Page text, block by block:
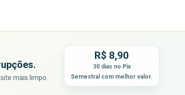
mais limpo.
R$ 8,90
30 dias no Pix
Semestral com melhor valor.